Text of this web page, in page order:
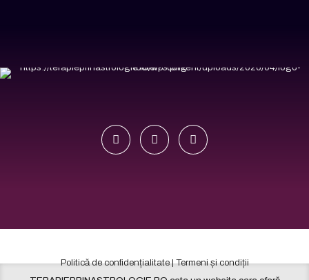
Politică de confidențialitate | Termeni și condiții